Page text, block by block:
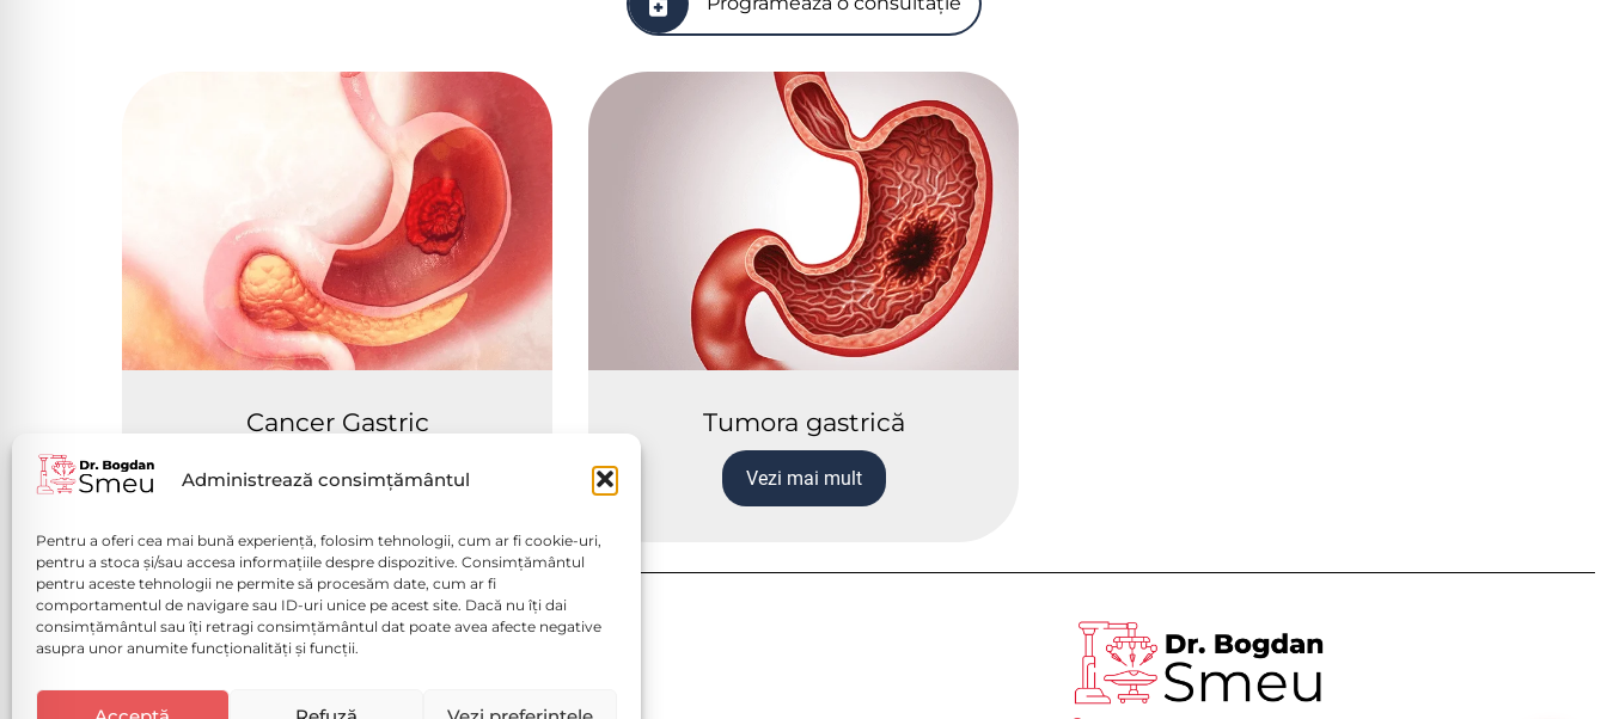
Administrează consimțământul
Pentru a oferi cea mai bună experiență, folosim tehnologii, cum ar fi cookie-uri,
pentru a stoca și/sau accesa informațiile despre dispozitive. Consimțământul
pentru aceste tehnologii ne permite să procesăm date, cum ar fi
comportamentul de navigare sau ID-uri unice pe acest site. Dacă nu îți dai
consimțământul sau îți retragi consimțământul dat poate avea afecte negative
asupra unor anumite funcționalități și funcții.
Cancer Gastric
Vezi mai mult
Tumora gastrică
Vezi mai mult
Politică de confidențialitate (GDPR)
Politica de Cookies